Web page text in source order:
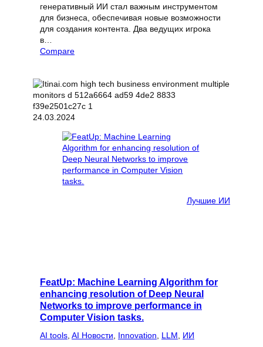
генеративный ИИ стал важным инструментом
для бизнеса, обеспечивая новые возможности
для создания контента. Два ведущих игрока
в…
Compare
24.03.2024
Лучшие ИИ
FeatUp: Machine Learning Algorithm for
enhancing resolution of Deep Neural
Networks to improve performance in
Computer Vision tasks.
AI tools AI Новости Innovation LLM ИИ